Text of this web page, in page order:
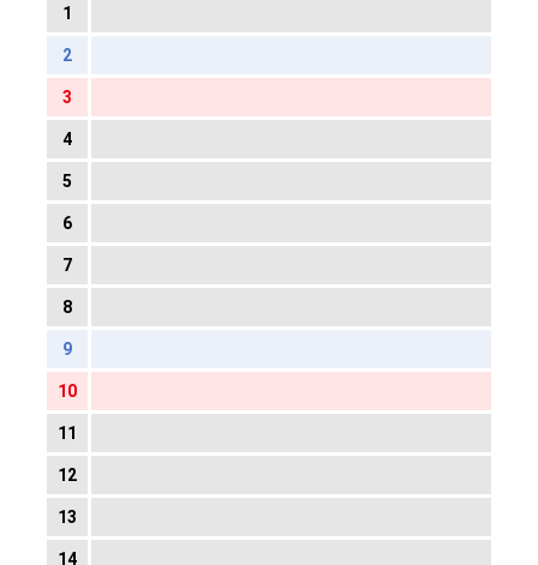
1
2
3
4
5
6
7
8
9
10
11
12
13
14